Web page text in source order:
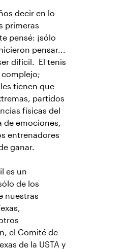
decir en lo
primeras
pensé: ¡sólo
pensar...
difícil. El tenis
tienen que
partidos
físicas del
de emociones,
entrenadores
ganar.
es un
de los
nuestras
el Comité de
de la USTA y